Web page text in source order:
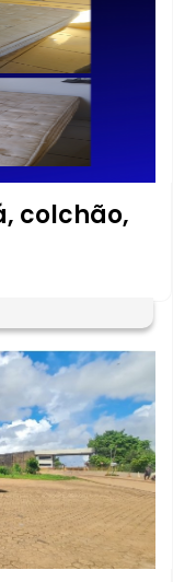
colchão,